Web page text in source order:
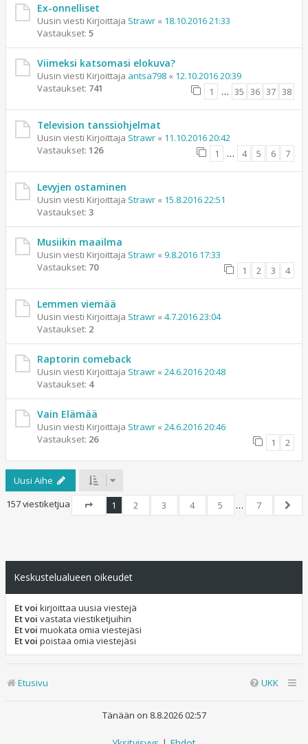
Ex-onnelliset
Uusin viesti Kirjoittaja Strawr « 18.10.2016 21:33
Vastaukset: 5
Viimeksi katsomasi elokuva?
Uusin viesti Kirjoittaja antsa798 « 12.10.2016 20:39
Vastaukset: 741 1 … 35 36 37 38
Television tanssiohjelmat
Uusin viesti Kirjoittaja Strawr « 11.10.2016 20:42
Vastaukset: 126 1 … 4 5 6 7
Levyjen ostaminen
Uusin viesti Kirjoittaja Strawr « 15.8.2016 22:51
Vastaukset: 3
Musiikin maailma
Uusin viesti Kirjoittaja Strawr « 9.8.2016 17:33
Vastaukset: 70 1 2 3 4
Lemmen viemää
Uusin viesti Kirjoittaja Strawr « 4.7.2016 23:04
Vastaukset: 2
Raptorin comeback
Uusin viesti Kirjoittaja Strawr « 24.6.2016 20:48
Vastaukset: 4
Vain Elämää
Uusin viesti Kirjoittaja Strawr « 24.6.2016 20:46
Vastaukset: 26 1 2
Uusi Aihe
157 viestiketjua
Sivu1
1 2 3 4 5 …
7
Keskustelualueen oikeudet
Et voi kirjoittaa uusia viestejä
Et voi vastata viestiketjuihin
Et voi muokata omia viestejäsi
Et voi poistaa omia viestejäsi
Etusivu UKK
Tänään on 8.8.2026 02:57